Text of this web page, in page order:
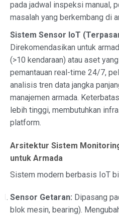
pada jadwal inspeksi manual,
masalah yang berkembang di
Sistem Sensor IoT
Direkomendasikan untuk
(>10 kendaraan) atau aset
pemantauan real-time 24/7,
analisis tren data jangka
manajemen armada.
lebih tinggi, membutuhkan
platform.
Arsitektur Sistem
untuk Armada
Sistem modern berbasis IoT
Sensor Getaran: Dipasang
blok mesin, bearing).